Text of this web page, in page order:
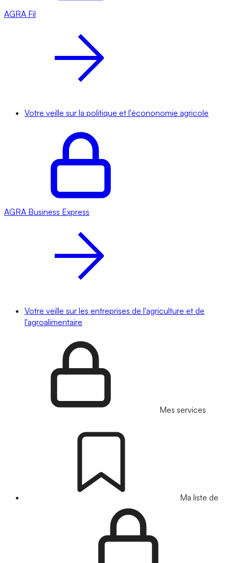
AGRA Fil
Votre veille sur la politique et l'écononomie agricole
AGRA Business Express
Votre veille sur les entreprises de l'agriculture et de
l'agroalimentaire
Mes services
Ma liste de